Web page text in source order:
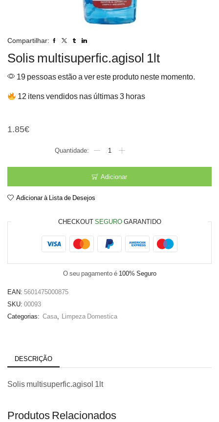
Compartilhar:
Solis multisuperfic.agisol 1lt
19 pessoas estão a ver este produto neste momento.
12 itens vendidos nas últimas 3 horas
1.85€
1lt Adicionar
Adicionar à Lista de Desejos
CHECKOUTSEGUROGARANTIDO
O seu pagamento é 100% Seguro
EAN: 5601475000875
SKU: 00093
Categorias: Casa, Limpeza Domestica
DESCRIÇÃO
Solis multisuperfic.agisol 1lt
Produtos Relacionados